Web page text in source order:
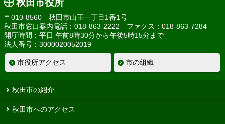
秋田市役所
〒010-8560 秋田市山王一丁目1番1号
秋田市窓口案内電話：018-863-2222 ファクス：018-863-7284
開庁時間：平日 午前8時30分から午後5時15分まで
法人番号：3000020052019
市役所アクセス 市の組織
秋田市の紹介
秋田市へのアクセス